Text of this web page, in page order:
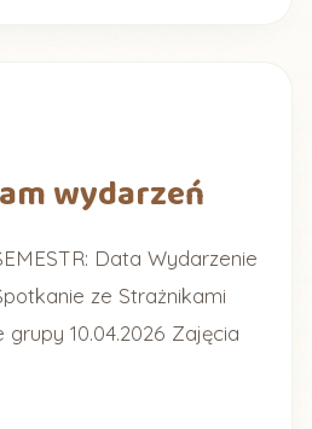
wydarzeń
Data Wydarzenie
ze Strażnikami
grupy 10.04.2026 Zajęcia